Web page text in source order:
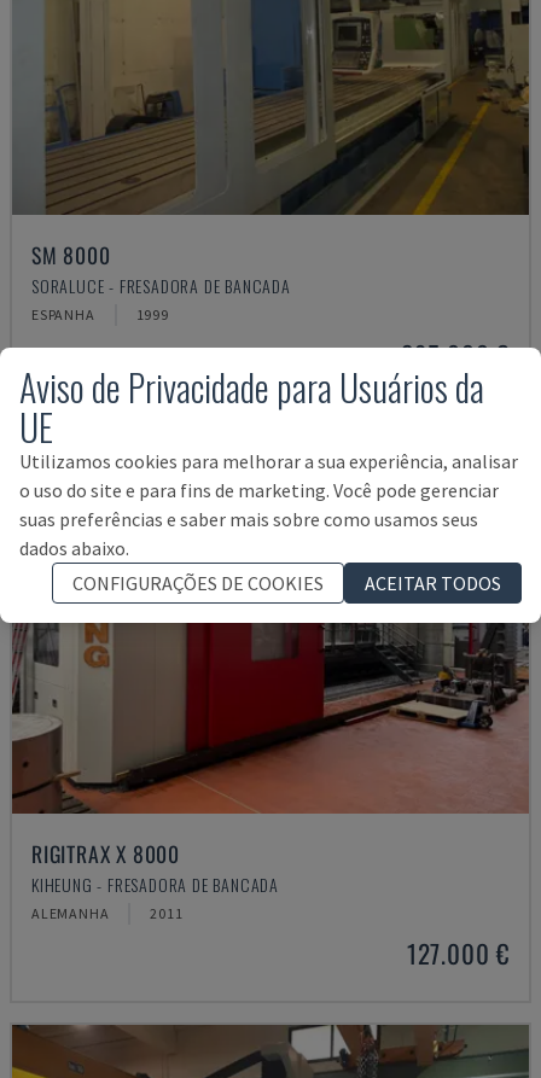
SM 8000
SORALUCE - FRESADORA DE BANCADA
ESPANHA 1999
295.000 €
RIGITRAX X 8000
KIHEUNG - FRESADORA DE BANCADA
ALEMANHA 2011
127.000 €
Aviso de Privacidade para Usuários da
UE
Utilizamos cookies para melhorar a sua experiência, analisar
o uso do site e para fins de marketing. Você pode gerenciar
suas preferências e saber mais sobre como usamos seus
dados abaixo.
CONFIGURAÇÕES DE COOKIES
ACEITAR TODOS